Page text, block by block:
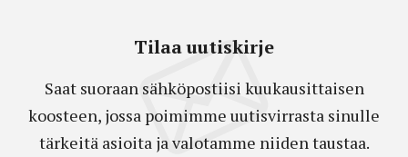
Tilaa uutiskirje
Saat suoraan sähköpostiisi kuukausittaisen
koosteen, jossa poimimme uutisvirrasta sinulle
tärkeitä asioita ja valotamme niiden taustaa.